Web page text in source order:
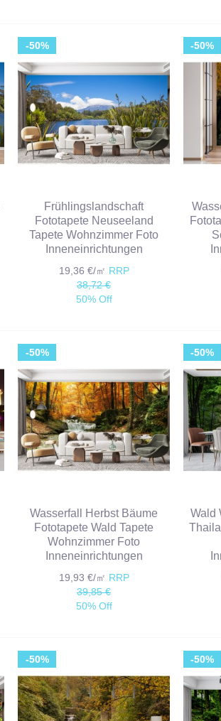
-50%
Frühlingslandschaft
Fototapete Neuseeland
Tapete Wohnzimmer Foto
Inneneinrichtungen
19,36 €/㎡ RRP
38,72 €
50% Off
-50%
-50%
Wasserfall Herbst Bäume
Fototapete Wald Tapete
Wohnzimmer Foto
Inneneinrichtungen
19,93 €/㎡ RRP
39,85 €
50% Off
-50%
Wald
-50% -50%